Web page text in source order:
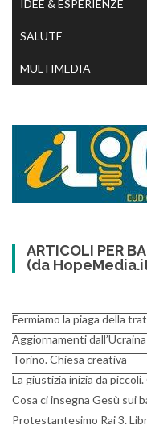
IDEE & ESPERIENZE
SALUTE
MULTIMEDIA
ARTICOLI PER
(da
Fermiamo la piaga della
Aggiornamenti dall’Ucraina
Torino. Chiesa creativa
La giustizia inizia da
Cosa ci insegna Gesù sui
Protestantesimo Rai 3.